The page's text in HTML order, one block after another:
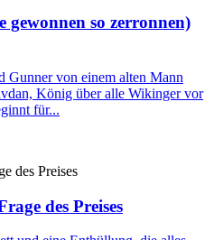
so zerronnen)
von einem alten Mann
König über alle Wikinger vor
für...
des Preises